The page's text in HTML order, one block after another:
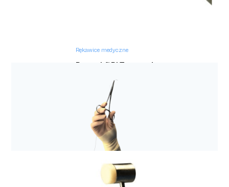
Rękawice medyczne
Protexis™ PI Textured